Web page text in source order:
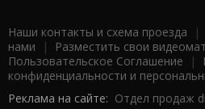
Наши контакты и схема проезда |
нами | Разместить свои
Пользовательское Соглашение |
конфиденциальности и
Реклама на сайте: Отдел продаж